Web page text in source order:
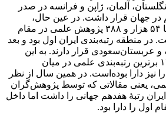
آلمان، ژاپن و فرانسه در صدر
در جهان قرار داشت. در عین حال،
جمهوری اسلامی ایران، با ۵۴ هزار و ۳۸۸ پژوهش علمی در مقام
در منطقه رتبه‌بندی ایران اول بود و بعد
و عربستان‌سعودی قرار دارند. به این
ترتیب ایران در سال ۱۳۹۶ برترین رتبه‌بندی علمی در میان
نیز دارا بوده‌است. در همین سال از نظر
یعنی مقالاتی که توسط پژوهش‌گران
رتبۀ هفدهم جهانی را داشت اما داخل
اول را دارا بود.